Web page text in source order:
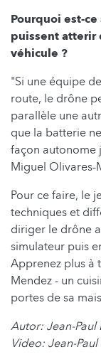
Pourquoi est-
puissent atterir
véhicule ?
"Si une équipe
route, le drône
parallèle une
que la batterie
façon autonome
Miguel Olivares-
Pour ce faire, le
techniques et
diriger le drône
simulateur puis
Apprenez plus à
Mendez - un
portes de sa
Autor: Jean-Paul
Video: Jean-